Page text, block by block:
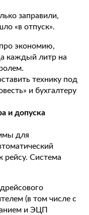
заправили,
«в отпуск».
экономию,
каждый литр на
технику под
и бухгалтеру
и допуска
для
рейсу. Система
(в том числе с
и ЭЦП